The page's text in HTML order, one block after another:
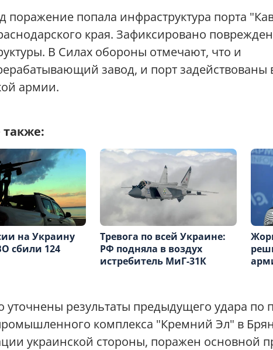
поражение попала инфраструктура порта
края. Зафиксировано
В Силах обороны отмечают, что и
завод, и порт задействованы
армии.
также:
на Украину
сбили 124
Тревога по всей Украине:
РФ подняла в воздух
истребитель МиГ-31К
уточнены результаты предыдущего удара по
комплекса "Кремний Эл" в
украинской стороны, поражен основной